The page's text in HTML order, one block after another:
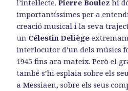
l’intel·lecte.Pierre Boulez hi
importantíssimes per a
creació musical i la seva
un Célestin Deliège
interlocutor d’un dels músics
1945 fins ara mateix. Però el
també s’hi esplaia sobre els
a Messiaen, sobre els seus